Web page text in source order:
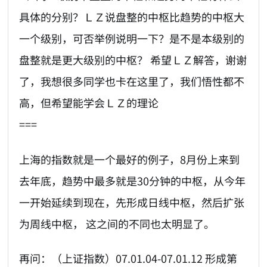
具体的分别？ＬＺ说盘整的中枢比趋势的中枢大
一个级别，可否举例说明一下？是不是本级别的
盘整就是更大级别的中枢？ 希望ＬＺ解答，谢谢
了，我想很多同学也卡在这里了，我们悟性都不
高，但希望能学会ＬＺ的理论
===
上海的指数就是一个最好的例子，8月份上来到
去年底，趋势中最多就是30分钟的中枢，从今年
一开始延续到现在，先形成日线中枢，然后扩张
为周线中枢， 这之间的不同也太明显了。
再问：（上证指数）07.01.04-07.01.12 形成第